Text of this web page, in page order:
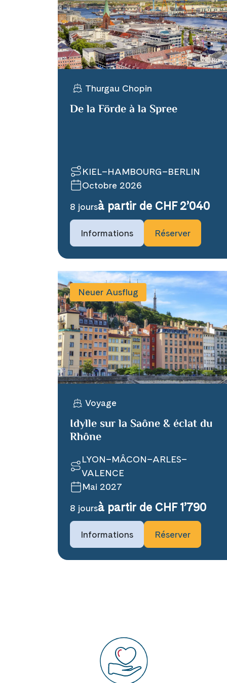
X
Telegram
Thurgau Chopin
De la Förde à la Spree
KIEL–HAMBOURG–BERLIN
Octobre 2026
8 joursà partir de CHF 2’040
Informations Réserver
Neuer Ausflug
Voyage
Idylle sur la Saône & éclat du
Rhône
LYON–MÂCON–ARLES–
VALENCE
Mai 2027
8 joursà partir de CHF 1’790
Informations Réserver